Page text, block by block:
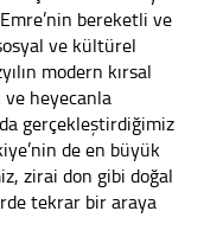
bereketli ve
ve kültürel
modern kırsal
heyecanla
gerçekleştirdiğimiz
de en büyük
zirai don gibi doğal
tekrar bir araya